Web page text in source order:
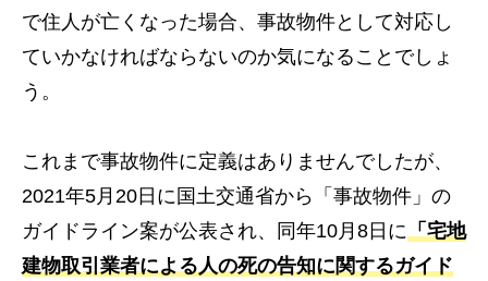
で住人が亡くなった場合、事故物件として対応し
ていかなければならないのか気になることでしょ
う。
これまで事故物件に定義はありませんでしたが、
2021年5月20日に国土交通省から「事故物件」の
ガイドライン案が公表され、同年10月8日に「宅地
建物取引業者による人の死の告知に関するガイド